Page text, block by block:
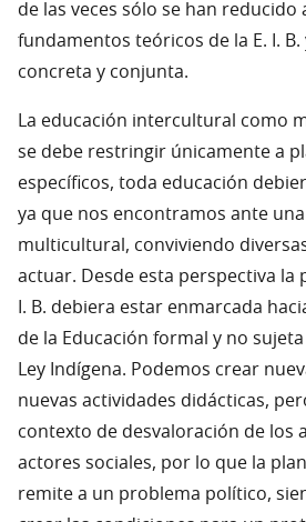
de las veces sólo se han reducido
fundamentos teóricos de la E. I.
concreta y conjunta.
La educación intercultural como
se debe restringir únicamente a
específicos, toda educación
ya que nos encontramos ante
multicultural, conviviendo
actuar. Desde esta perspectiva la
I. B. debiera estar enmarcada
de la Educación formal y no
Ley Indígena. Podemos crear
nuevas actividades didácticas,
contexto de desvaloración de los
actores sociales, por lo que la
remite a un problema político,